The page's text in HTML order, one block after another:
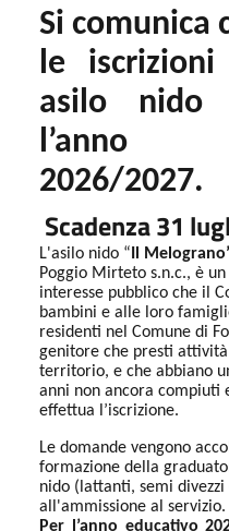
Si comunica
le
asilo
nido
l’anno
2026/2027.
Scadenza 31
L'asilo nido “ Il
Poggio Mirteto s.n.c., è
interesse pubblico che il
bambini e alle loro
residenti nel Comune di
genitore che presti
territorio, e che abbiano
anni non ancora compiuti
effettua l’iscrizione.
Le domande vengono
formazione della
nido (lattanti, semi divezzi
all'ammissione al servizio.
Per l’anno educativo